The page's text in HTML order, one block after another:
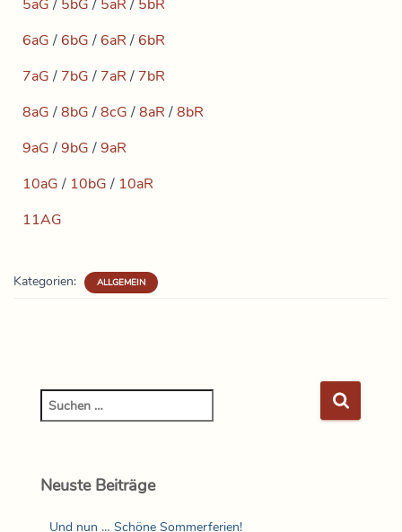
5aG / 5bG / 5aR / 5bR
6aG / 6bG / 6aR / 6bR
7aG / 7bG / 7aR / 7bR
8aG /8bG /8cG /8aR /8bR
9aG /9bG /9aR
10aG / 10bG / 10aR
11AG
Kategorien: ALLGEMEIN
Neuste Beiträge
Und nun … Schöne Sommerferien!